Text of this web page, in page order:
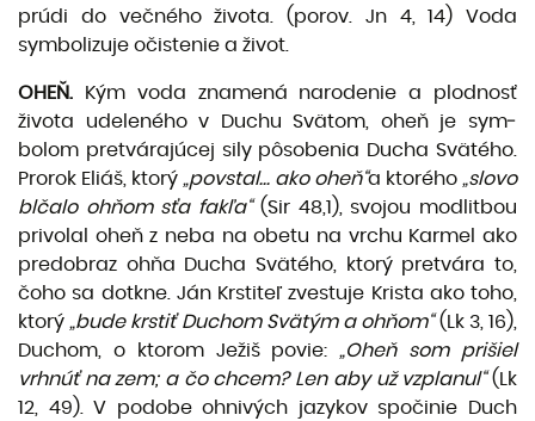
prúdi do večného života. (porov. Jn 4, 14) Voda
symbolizuje očistenie a život.
OHEŇ.
Kým voda znamená narodenie a plodnosť
života udeleného v Duchu Svätom, oheň je sym­
bolom pretvárajúcej sily pôsobenia Ducha Svätého.
Prorok Eliáš, ktorý „povstal... ako oheň“a ktoré­ho „slovo
blčalo ohňom sťa fakľa“(Sir 48,1), svojou modlitbou
privolal oheň z neba na obetu na vrchu Karmel ako
predobraz ohňa Ducha Svätého, ktorý pretvára to,
čoho sa dotkne. Ján Krstiteľ zvestuje Krista ako toho,
ktorý „bude krstiť Duchom Svätým a ohňom“(Lk 3, 16),
Duchom, o ktorom Ježiš povie: „Oheň som prišiel
vrhnúť na zem; a čo chcem? Len aby už vzplanul“(Lk
12, 49). V podobe ohni­vých jazykov spočinie Duch